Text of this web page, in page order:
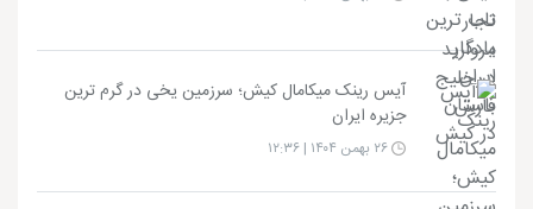
آیس رینک میکامال کیش؛ سرزمین یخی در گرم ترین
جزیره ایران